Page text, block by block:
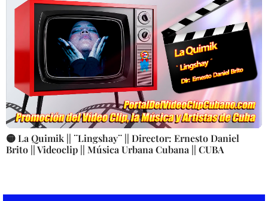
🟡 La Quimik || ¨Lingshay¨ || Director: Ernesto Daniel
Brito || Videoclip || Música Urbana Cubana || CUBA